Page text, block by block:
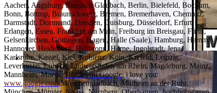
Aachen, Augsburg, Bergisch Gladbach, Berlin, Bielefeld, Bochum,
Bonn, Bottrop, Braunschweig, Bremen, Bremerhaven, Chemnitz,
Darmstadt, Dortmund, Dresden, Duisburg, Düsseldorf, Erfurt,
Erlangen, Essen, Frankfurt am Main, Freiburg im Breisgau, Fürth,
Gelsenkirchen, Göttingen, Hagen, Halle (Saale), Hamburg, Hamm,
Hannover, Heidelberg, Heilbronn, Herne, Ingolstadt, Jena,
Karlsruhe, Kassel, Kiel, Koblenz, Köln, Krefeld, Leipzig,
Leverkusen, Lübeck, Ludwigshafen am Rhein, Magdeburg, Mainz,
Mannheim, Moers, Thank you Google,i love you:
www.google.comMönchengladbach, Mülheim an der Ruhr,